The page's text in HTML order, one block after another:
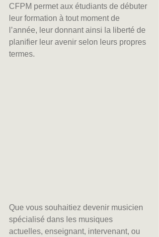
CFPM permet aux étudiants de débuter
leur formation à tout moment de
l’année, leur donnant ainsi la liberté de
planifier leur avenir selon leurs propres
termes.
Que vous souhaitiez devenir musicien
spécialisé dans les musiques
actuelles, enseignant, intervenant, ou